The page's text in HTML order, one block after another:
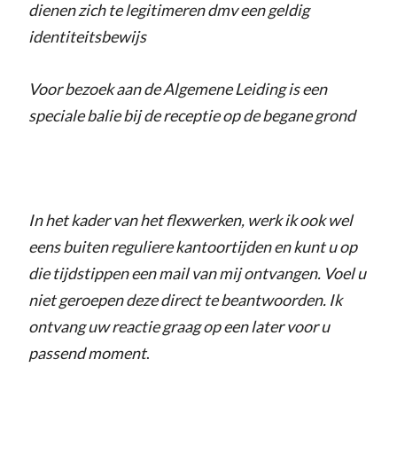
dienen zich te legitimeren dmv een geldig
identiteitsbewijs
Voor bezoek aan de Algemene Leiding is een
speciale balie bij de receptie op de begane grond
In het kader van het flexwerken, werk ik ook wel
eens buiten reguliere kantoortijden en kunt u op
die tijdstippen een mail van mij ontvangen. Voel u
niet geroepen deze direct te beantwoorden. Ik
ontvang uw reactie graag op een later voor u
passend moment.